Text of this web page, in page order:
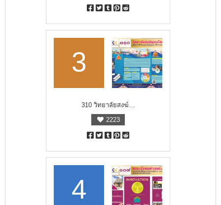
3
310 วิทยาลัยสงฆ์…
2223
4